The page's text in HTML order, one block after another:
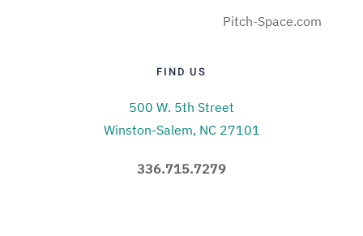
Pitch-Space.com
FIND US
500 W. 5th Street
Winston-Salem, NC 27101
336.715.7279